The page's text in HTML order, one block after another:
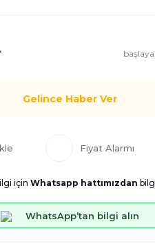
Gelince Haber Ver
Fiyat Alarmı
için Whatsapp hattımızdan
WhatsApp’tan bilgi alın